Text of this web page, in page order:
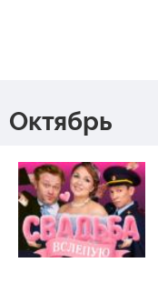
Октябрь